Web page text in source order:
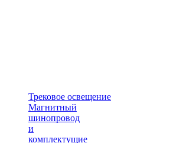
Трековое освещение
Магнитный
шинопровод
и
комплектущие